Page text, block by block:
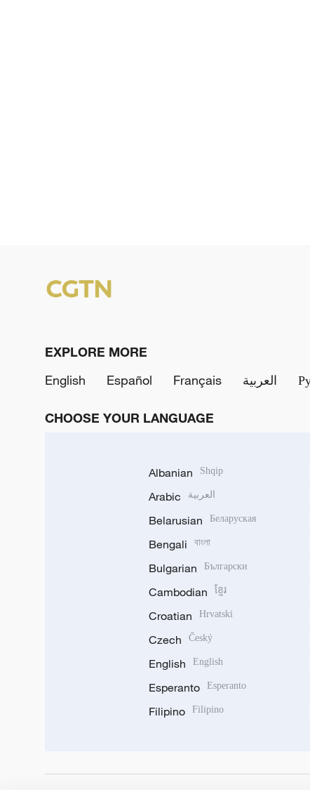
EXPLORE MORE
English
Español Français العربية
CHOOSE YOUR LANGUAGE
Albanian Shqip
Arabic العربية
Belarusian Беларуская
Bengali বাংলা
Bulgarian Български
Cambodian ខ្មែរ
Croatian Hrvatski
Czech Český
English English
Esperanto Esperanto
Filipino Filipino